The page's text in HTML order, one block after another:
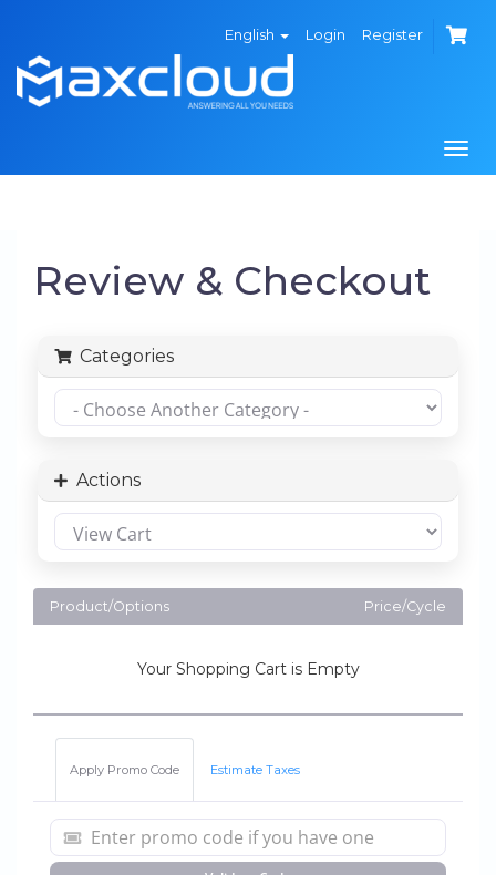
English Login Register
Review & Checkout
Categories
Actions
Product/Options Price/Cycle
Your Shopping Cart is Empty
Apply Promo Code Estimate Taxes